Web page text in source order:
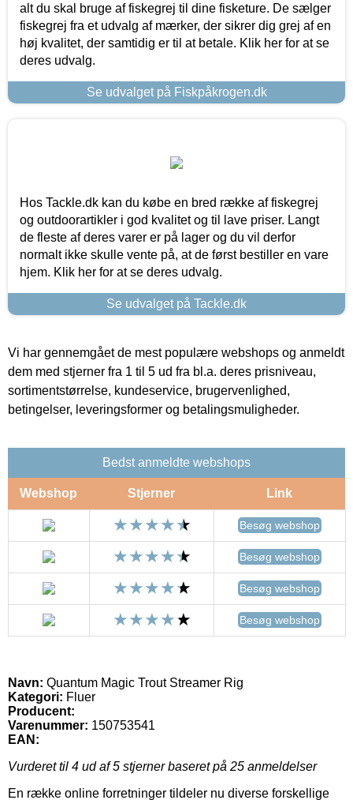
alt du skal bruge af fiskegrej til dine fisketure. De sælger
fiskegrej fra et udvalg af mærker, der sikrer dig grej af en
høj kvalitet, der samtidig er til at betale. Klik her for at se
deres udvalg.
Se udvalget på Fiskpåkrogen.dk
Hos Tackle.dk kan du købe en bred række af fiskegrej
og outdoorartikler i god kvalitet og til lave priser. Langt
de fleste af deres varer er på lager og du vil derfor
normalt ikke skulle vente på, at de først bestiller en vare
hjem. Klik her for at se deres udvalg.
Se udvalget på Tackle.dk
Vi har gennemgået de mest populære webshops og anmeldt
dem med stjerner fra 1 til 5 ud fra bl.a. deres prisniveau,
sortimentstørrelse, kundeservice, brugervenlighed,
betingelser, leveringsformer og betalingsmuligheder.
Bedst anmeldte webshops
Webshop Stjerner Link
Besøg webshop
Besøg webshop
Besøg webshop
Besøg webshop
Navn: Quantum Magic Trout Streamer Rig
Kategori: Fluer
Producent:
Varenummer: 150753541
EAN:
Vurderet til 4 ud af 5 stjerner baseret på 25 anmeldelser
En række online forretninger tildeler nu diverse forskellige